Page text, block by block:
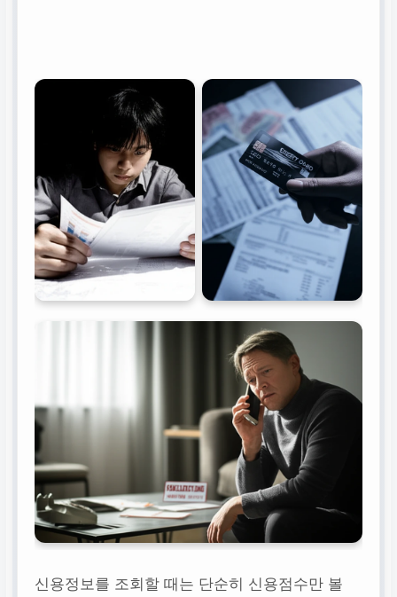
신용정보를 조회할 때는 단순히 신용점수만 볼